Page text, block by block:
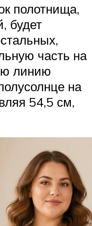
полотнища,
будет
часть на
линию
на
54,5 см,